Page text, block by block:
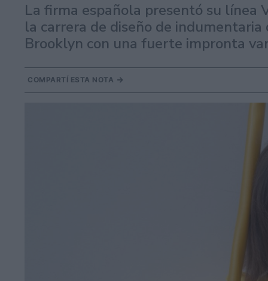
La firma española presentó su línea
la carrera de diseño de
Brooklyn con una fuerte impronta
COMPARTÍ ESTA NOTA